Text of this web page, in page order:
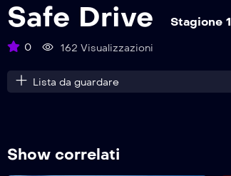
Safe Drive Stagione 1
0 162 Visualizzazioni
Lista da guardare
Show correlati